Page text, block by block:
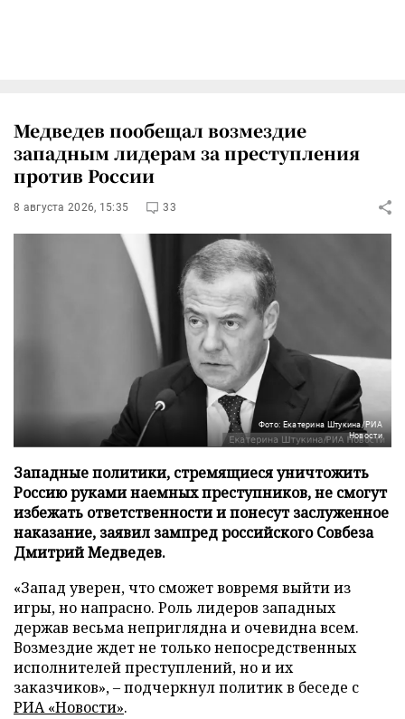
Медведев пообещал возмездие
западным лидерам за преступления
против России
8 августа 2026, 15:35 33
Фото: Екатерина Штукина/РИА
Новости
Западные политики, стремящиеся уничтожить
Россию руками наемных преступников, не смогут
избежать ответственности и понесут заслуженное
наказание, заявил зампред российского Совбеза
Дмитрий Медведев.
«Запад уверен, что сможет вовремя выйти из
игры, но напрасно. Роль лидеров западных
держав весьма неприглядна и очевидна всем.
Возмездие ждет не только непосредственных
исполнителей преступлений, но и их
заказчиков», – подчеркнул политик в беседе с
РИА «Новости».